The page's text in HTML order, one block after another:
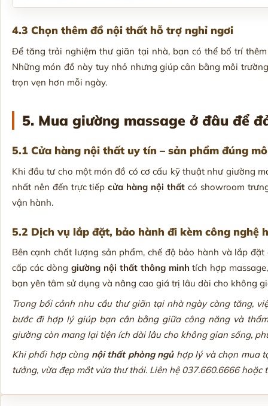
4.3 Chọn thêm đồ nội thất hỗ trợ nghỉ ngơi
Để tăng trải nghiệm thư giãn tại nhà, bạn có thể bố trí
Những món đồ này tuy nhỏ nhưng giúp cân bằng môi
trọn vẹn hơn mỗi ngày.
5. Mua giường massage ở đâu để
5.1 Cửa hàng nội thất uy tín – sản phẩm đúng
Khi đầu tư cho một món đồ có cơ cấu kỹ thuật như giường
nhất nên đến trực tiếpcửa hàng nội thất có showroom
vận hành.
5.2 Dịch vụ lắp đặt, bảo hành đi kèm công nghệ
Bên cạnh chất lượng sản phẩm, chế độ bảo hành và lắp
cấp các dòng giường nội thất thông minh tích hợp
bạn yên tâm sử dụng và nâng cao giá trị lâu dài cho không
Trong bối cảnh nhu cầu thư giãn tại nhà ngày càng tăng,
bước đi hợp lý giúp bạn cân bằng giữa công năng và
giường còn mang lại tiện ích dài lâu cho không gian sống,
Khi phối hợp cùng nội thất phòng ngủhợp lý và chọn mua
tưởng, vừa đẹp mắt vừa thư thái. Liên hệ 037.660.6666